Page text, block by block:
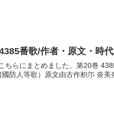
番歌/作者・原文・時
ちらにまとめました。第20巻
防人等歌）原文由古作枳尓 奈